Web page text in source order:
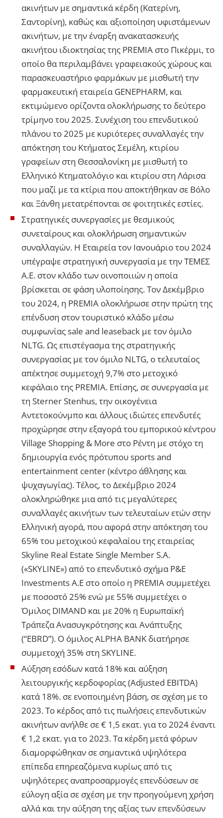
ακινήτων με σημαντικά κέρδη (Κατερίνη,
Σαντορίνη), καθώς και αξιοποίηση υφιστάμενων
ακινήτων, με την έναρξη ανακατασκευής
ακινήτου ιδιοκτησίας της PREMIA στο Πικέρμι, το
οποίο θα περιλαμβάνει γραφειακούς χώρους και
παρασκευαστήριο φαρμάκων με μισθωτή την
φαρμακευτική εταιρεία GENEPHARM, και
εκτιμώμενο ορίζοντα ολοκλήρωσης το δεύτερο
τρίμηνο του 2025. Συνέχιση του επενδυτικού
πλάνου το 2025 με κυριότερες συναλλαγές την
απόκτηση του Κτήματος Σεμέλη, κτιρίου
γραφείων στη Θεσσαλονίκη με μισθωτή το
Ελληνικό Κτηματολόγιο και κτιρίου στη Λάρισα
που μαζί με τα κτίρια που αποκτήθηκαν σε Βόλο
και Ξάνθη μετατρέπονται σε φοιτητικές εστίες.
Στρατηγικές συνεργασίες με θεσμικούς
συνεταίρους και ολοκλήρωση σημαντικών
συναλλαγών. Η Εταιρεία τον Ιανουάριο του 2024
υπέγραψε στρατηγική συνεργασία με την ΤΕΜΕΣ
Α.Ε. στον κλάδο των οινοποιιών η οποία
βρίσκεται σε φάση υλοποίησης. Τον Δεκέμβριο
του 2024, η PREMIA ολοκλήρωσε στην πρώτη της
επένδυση στον τουριστικό κλάδο μέσω
συμφωνίας sale and leaseback με τον όμιλο
NLTG. Ως επιστέγασμα της στρατηγικής
συνεργασίας με τον όμιλο NLTG, ο τελευταίος
απέκτησε συμμετοχή 9,7% στο μετοχικό
κεφάλαιο της PREMIA. Επίσης, σε συνεργασία με
τη Sterner Stenhus, την οικογένεια
Αντετοκούνμπο και άλλους ιδιώτες επενδυτές
προχώρησε στην εξαγορά του εμπορικού κέντρου
Village Shopping & More στο Ρέντη με στόχο τη
δημιουργία ενός πρότυπου sports and
entertainment center (κέντρο άθλησης και
ψυχαγωγίας). Τέλος, το Δεκέμβριο 2024
ολοκληρώθηκε μια από τις μεγαλύτερες
συναλλαγές ακινήτων των τελευταίων ετών στην
Ελληνική αγορά, που αφορά στην απόκτηση του
65% του μετοχικού κεφαλαίου της εταιρείας
Skyline Real Estate Single Member S.A.
(«SKYLINE») από το επενδυτικό σχήμα P&E
Investments Α.Ε στο οποίο η PREMIA συμμετέχει
με ποσοστό 25% ενώ με 55% συμμετέχει ο
Όμιλος DIMAND και με 20% η Ευρωπαϊκή
Τράπεζα Ανασυγκρότησης και Ανάπτυξης
(“EBRD”). Ο όμιλος ALPHA BANK διατήρησε
συμμετοχή 35% στη SKYLINE.
Αύξηση εσόδων κατά 18% και αύξηση
λειτουργικής κερδοφορίας (Adjusted EBITDA)
κατά 18%. σε ενοποιημένη βάση, σε σχέση με το
2023. Το κέρδος από τις πωλήσεις επενδυτικών
ακινήτων ανήλθε σε € 1,5 εκατ. για το 2024 έναντι
€ 1,2 εκατ. για το 2023. Τα κέρδη μετά φόρων
διαμορφώθηκαν σε σημαντικά υψηλότερα
επίπεδα επηρεαζόμενα κυρίως από τις
υψηλότερες αναπροσαρμογές επενδύσεων σε
εύλογη αξία σε σχέση με την προηγούμενη χρήση
αλλά και την αύξηση της αξίας των επενδύσεων